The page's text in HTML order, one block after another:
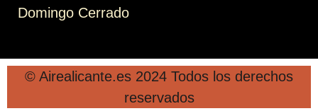
Domingo Cerrado
© Airealicante.es 2024 Todos los derechos
reservados